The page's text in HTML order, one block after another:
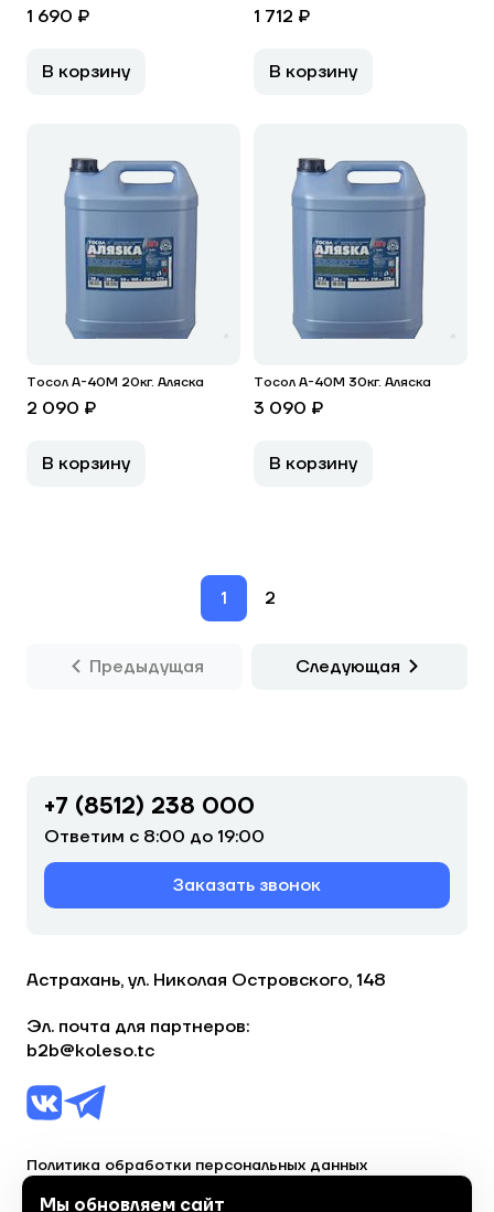
1 690 ₽
В корзину
1 712 ₽
В корзину
Тосол А-40М 20кг. Аляска
2 090 ₽
В корзину
Тосол А-40М 30кг. Аляска
3 090 ₽
В корзину
1 2
Предыдущая Следующая
+7 (8512) 238 000
Ответим с 8:00 до 19:00
Заказать звонок
Астрахань, ул. Николая Островского, 148
Эл. почта для партнеров:
b2b@koleso.tc
Политика обработки персональных данных
Мы обновляем сайт